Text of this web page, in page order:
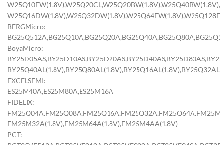
BERGMicro:
BoyaMicro:
EXCELSEMI:
ES25M40A,ES25M80A,ES25M16A
FIDELIX:
FM25M32A(1.8V),FM25M64A(1.8V),FM25M4AA(1.8V)
PCT: